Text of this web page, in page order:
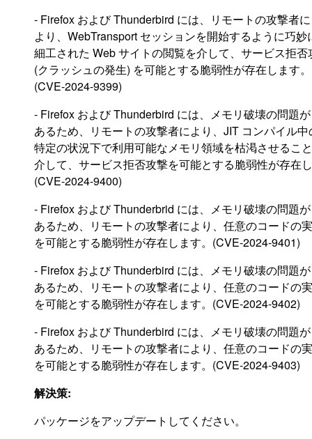
- Firefox および Thunderbird には、リモートの攻撃者に
より、WebTransport セッションを開始するように巧妙
細工された Web サイトの閲覧を介して、サービス拒否
(クラッシュの発生) を可能とする脆弱性が存在します。
(CVE-2024-9399)
- Firefox および Thunderbird には、メモリ破壊の問題が
あるため、リモートの攻撃者により、JIT コンパイル中
特定の状況下で利用可能なメモリ領域を枯渇させるこ
介して、サービス拒否攻撃を可能とする脆弱性が存在
(CVE-2024-9400)
- Firefox および Thunderbrid には、メモリ破壊の問題が
あるため、リモートの攻撃者により、任意のコードの
を可能とする脆弱性が存在します。(CVE-2024-9401)
- Firefox および Thunderbird には、メモリ破壊の問題が
あるため、リモートの攻撃者により、任意のコードの
を可能とする脆弱性が存在します。(CVE-2024-9402)
- Firefox および Thunderbird には、メモリ破壊の問題が
あるため、リモートの攻撃者により、任意のコードの
を可能とする脆弱性が存在します。(CVE-2024-9403)
解決策:
パッケージをアップデートしてください。